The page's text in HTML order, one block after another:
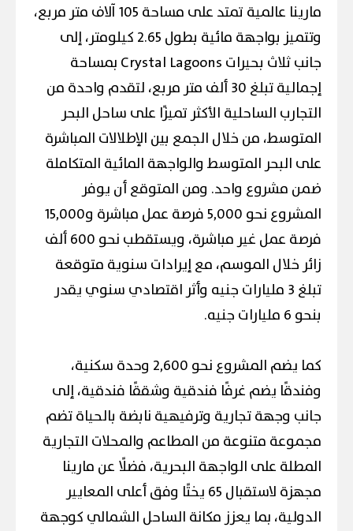
مارينا عالمية تمتد على مساحة 105 آلاف متر مربع،
وتتميز بواجهة مائية بطول 2.65 كيلومتر، إلى
جانب ثلاث بحيرات Crystal Lagoons بمساحة
إجمالية تبلغ 30 ألف متر مربع، لتقدم واحدة من
التجارب الساحلية الأكثر تميزًا على ساحل البحر
المتوسط، من خلال الجمع بين الإطلالات المباشرة
على البحر المتوسط والواجهة المائية المتكاملة
ضمن مشروع واحد. ومن المتوقع أن يوفر
المشروع نحو 5,000 فرصة عمل مباشرة و15,000
فرصة عمل غير مباشرة، ويستقطب نحو 600 ألف
زائر خلال الموسم، مع إيرادات سنوية متوقعة
تبلغ 3 مليارات جنيه وأثر اقتصادي سنوي يقدر
بنحو 6 مليارات جنيه.
كما يضم المشروع نحو 2,600 وحدة سكنية،
وفندقًا يضم غرفًا فندقية وشققًا فندقية، إلى
جانب وجهة تجارية وترفيهية نابضة بالحياة تضم
مجموعة متنوعة من المطاعم والمحلات التجارية
المطلة على الواجهة البحرية، فضلًا عن مارينا
مجهزة لاستقبال 65 يختًا وفق أعلى المعايير
الدولية، بما يعزز مكانة الساحل الشمالي كوجهة